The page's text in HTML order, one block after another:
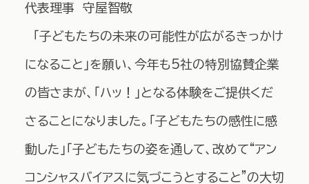
代表理事 守屋智敬
「子どもたちの未来の可能性が広がるきっかけ
になること」を願い、今年も5社の特別協賛企業
の皆さまが、「ハッ！」となる体験をご提供くだ
さることになりました。「子どもたちの感性に感
動した」「子どもたちの姿を通して、改めて“アン
コンシャスバイアスに気づこうとすること”の大切